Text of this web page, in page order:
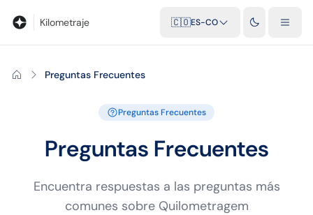
Kilometraje 🇨🇴ES-CO
Preguntas Frecuentes
Preguntas Frecuentes
Preguntas Frecuentes
Encuentra respuestas a las preguntas más
comunes sobre Quilometragem